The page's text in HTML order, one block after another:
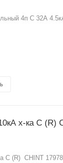
4п C 32А
C (R) CHINT